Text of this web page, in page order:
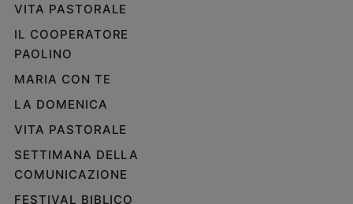
Pubblicità
Registrati
Social
VITA PASTORALE
IL COOPERATORE
PAOLINO
MARIA CON TE
LA DOMENICA
VITA PASTORALE
SETTIMANA DELLA
COMUNICAZIONE
FESTIVAL BIBLICO